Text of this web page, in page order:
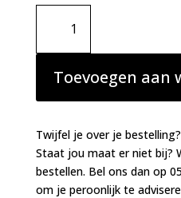
Primadonna
Madison
tailleslip
Deep
Forest
aantal
Toevoegen aan
Twijfel je over je
Staat jou maat er niet bij?
bestellen. Bel ons dan op
om je peroonlijk te